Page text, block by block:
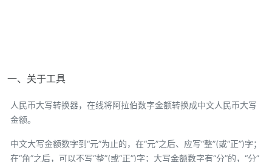
一、关于工具
人民币大写转换器，在线将阿拉伯数字金额转换成中文人民币大写
金额。
中文大写金额数字到“元”为止的，在“元”之后、应写“整”(或“正”)字；
在“角”之后，可以不写“整”(或“正”)字；大写金额数字有“分”的，“分”